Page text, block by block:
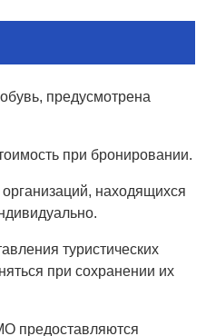
предусмотрена
при бронировании.
находящихся
туристических
при сохранении их
предоставляются